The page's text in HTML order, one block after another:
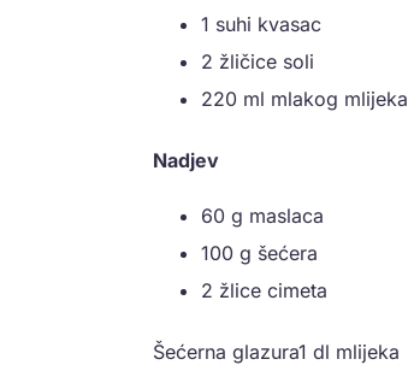
1 suhi kvasac
2 žličice soli
220 ml mlakog mlijeka
Nadjev
60 g maslaca
100 g šećera
2 žlice cimeta
Šećerna glazura1 dl mlijeka